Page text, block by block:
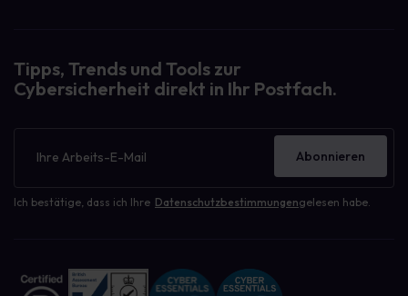
Tipps, Trends und Tools zur
Cybersicherheit direkt in Ihr Postfach.
Ich bestätige, dass ich Ihre Datenschutzbestimmungengelesen habe.
Abonnieren